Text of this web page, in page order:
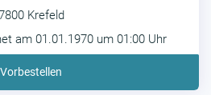
Krefeld
am 01.01.1970 um 01:00 Uhr
Vorbestellen